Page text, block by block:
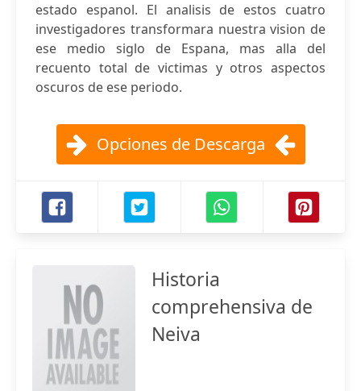
estado espanol. El analisis de estos cuatro
investigadores transformara nuestra vision de
ese medio siglo de Espana, mas alla del
recuento total de victimas y otros aspectos
oscuros de ese periodo.
Opciones de Descarga
Historia
comprehensiva de
Neiva